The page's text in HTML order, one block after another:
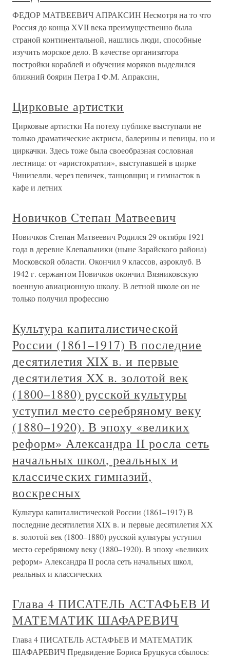
ФЕДОР МАТВЕЕВИЧ АПРАКСИН Несмотря на то что
Россия до конца XVII века преимущественно была
страной континентальной, нашлись люди, способные
изучить морское дело. В качестве организатора
постройки кораблей и обучения моряков выделился
ближний боярин Петра I Ф.М. Апраксин,
Цирковые артистки
Цирковые артистки На потеху публике выступали не
только драматические актрисы, балерины и певицы, но и
циркачки. Здесь тоже была своеобразная сословная
лестница: от «аристократии», выступавшей в цирке
Чинизелли, через певичек, танцовщиц и гимнасток в
кафе и летних
Новичков Степан Матвеевич
Новичков Степан Матвеевич Родился 29 октября 1921
года в деревне Клепальники (ныне Зарайского района)
Московской области. Окончил 9 классов, аэроклуб. В
1942 г. сержантом Новичков окончил Вязниковскую
военную авиационную школу. В летной школе он не
только получил профессию
Культура капиталистической
России (1861–1917) В последние
десятилетия XIX в. и первые
десятилетия XX в. золотой век
(1800–1880) русской культуры
уступил место серебряному веку
(1880–1920). В эпоху «великих
реформ» Александра II росла сеть
начальных школ, реальных и
классических гимназий,
воскресных
Культура капиталистической России (1861–1917) В
последние десятилетия XIX в. и первые десятилетия XX
в. золотой век (1800–1880) русской культуры уступил
место серебряному веку (1880–1920). В эпоху «великих
реформ» Александра II росла сеть начальных школ,
реальных и классических
Глава 4 ПИСАТЕЛЬ АСТАФЬЕВ И
МАТЕМАТИК ШАФАРЕВИЧ
Глава 4 ПИСАТЕЛЬ АСТАФЬЕВ И МАТЕМАТИК
ШАФАРЕВИЧ Предвидение Бориса Бруцкуса сбылось: